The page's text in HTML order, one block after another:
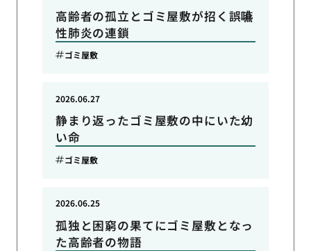
高齢者の孤立とゴミ屋敷が招く誤嚥
性肺炎の連鎖
ゴミ屋敷
静まり返ったゴミ屋敷の中にいた幼
い命
2026.06.27
ゴミ屋敷
孤独と困窮の果てにゴミ屋敷となっ
た高齢者の物語
2026.06.25